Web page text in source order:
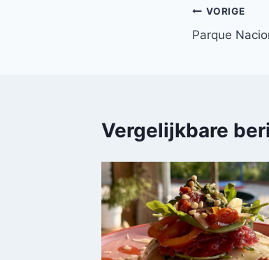
Bericht
VORIGE
Parque
Vergelijkbare